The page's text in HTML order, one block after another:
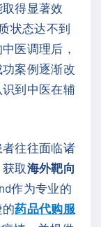
得显著效
状态达不到
医调理后，
案例逐渐改
到中医在辅
往往面临诸
取海外靶向
作为专业的
的药品代购服